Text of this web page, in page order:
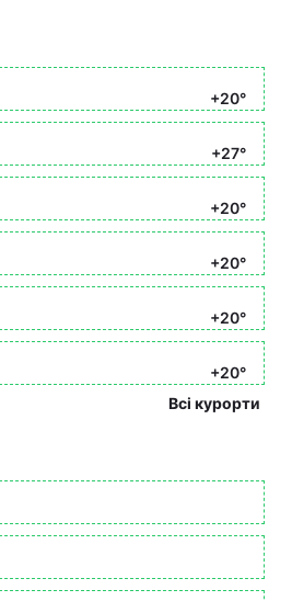
+20°
+27°
+20°
+20°
+20°
+20°
Всі курорти